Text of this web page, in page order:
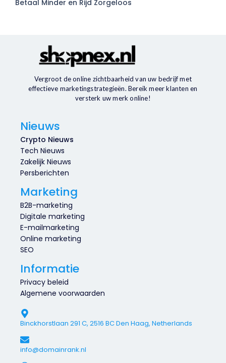
Betaal Minder en Rijd Zorgeloos
Vergroot de online zichtbaarheid van uw bedrijf met
effectieve marketingstrategieën. Bereik meer klanten en
versterk uw merk online!
Nieuws
Crypto Nieuws
Tech Nieuws
Zakelijk Nieuws
Persberichten
Marketing
B2B-marketing
Digitale marketing
E-mailmarketing
Online marketing
SEO
Informatie
Privacy beleid
Algemene voorwaarden
Binckhorstlaan 291 C, 2516 BC Den Haag, Netherlands
info@domainrank.nl